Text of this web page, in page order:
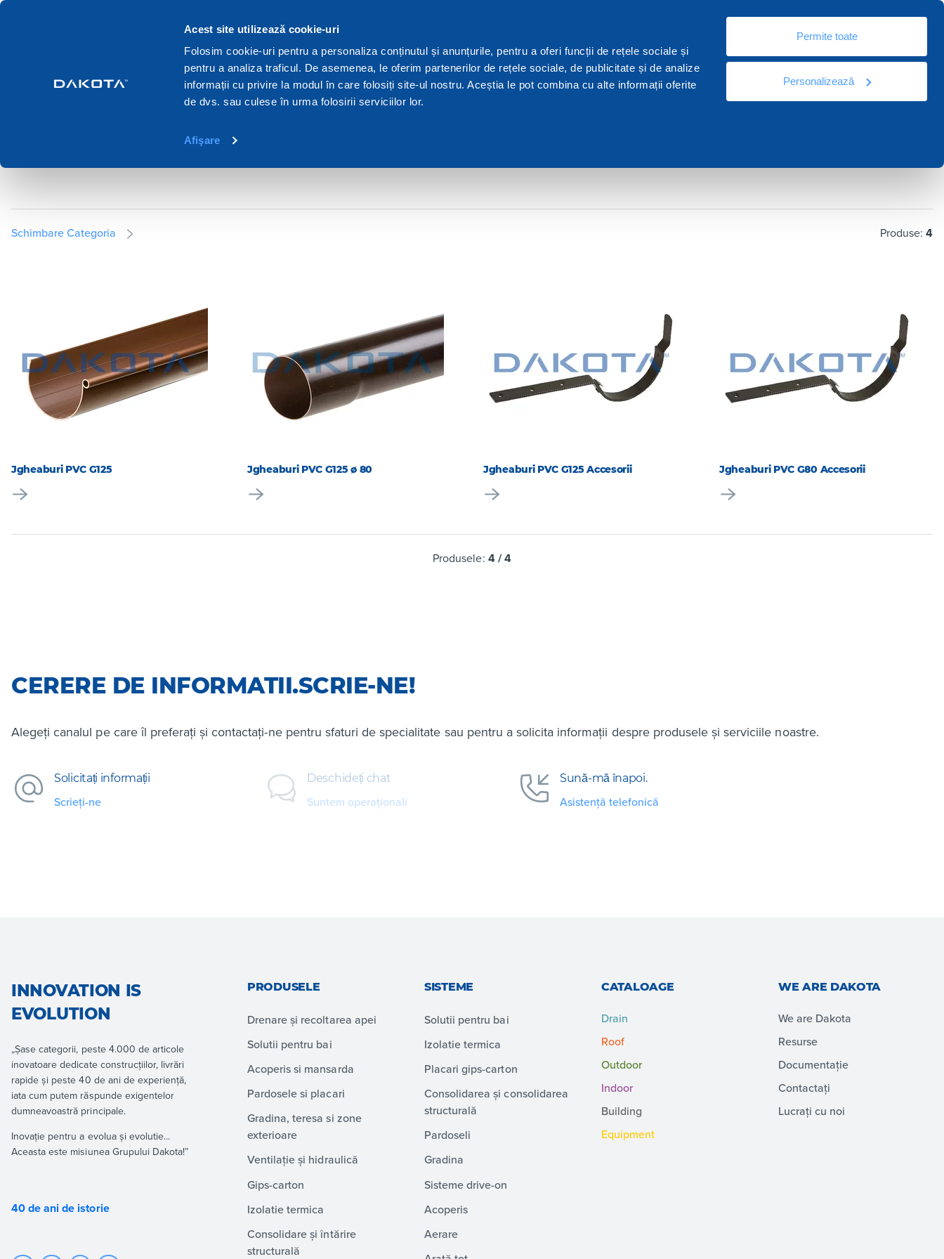
Acest site utilizează cookie-uri
Folosim cookie-uri pentru a personaliza conținutul și anunțurile, pentru a oferi funcții de rețele sociale și
pentru a analiza traficul. De asemenea, le oferim partenerilor de rețele sociale, de publicitate și de analize
informații cu privire la modul în care folosiți site-ul nostru. Aceștia le pot combina cu alte informații oferite
de dvs. sau culese în urma folosirii serviciilor lor.
Afişare
Permite toate
Personalizează
Produsele Drenare si recoltarea apei Jgheaburi pvc
JGHEABURI PVC
Schimbare Categoria Produse: 4
Jgheaburi PVC G125 Jgheaburi PVC G125 ø 80 Jgheaburi PVC G125 Accesorii Jgheaburi PVC G80 Accesorii
Produsele: 4/4
CERERE DE INFORMATII.SCRIE-NE!
Alegeți canalul pe care îl preferați și contactați-ne pentru sfaturi de specialitate sau pentru a solicita informații despre produsele și serviciile noastre.
Solicitați informații
Scrieți-ne
Deschideți chat
Suntem operaționali
Sună-mă înapoi.
Asistență telefonică
INNOVATION IS
EVOLUTION
„Șase categorii, peste 4.000 de articole
inovatoare dedicate construcțiilor, livrări
rapide și peste 40 de ani de experiență,
iata cum putem răspunde exigentelor
dumneavoastră principale.
Inovație pentru a evolua și evolutie...
Aceasta este misiunea Grupului Dakota!”
40 de ani de istorie
PRODUSELE
Drenare și recoltarea apei
Solutii pentru bai
Acoperis si mansarda
Pardosele si placari
Gradina, teresa si zone
exterioare
Ventilație și hidraulică
Gips-carton
Izolatie termica
Consolidare și întărire
structurală
SISTEME
Solutii pentru bai
Izolatie termica
Placari gips-carton
Consolidarea și consolidarea
structurală
Pardoseli
Gradina
Sisteme drive-on
Acoperis
Aerare
CATALOAGE
Drain
Roof
Outdoor
Indoor
Building
Equipment
WE ARE DAKOTA
We are Dakota
Resurse
Documentație
Contactați
Lucrați cu noi